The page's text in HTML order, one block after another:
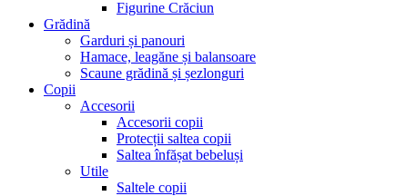
Figurine Crăciun
Grădină
Garduri și panouri
Hamace, leagăne și balansoare
Scaune grădină și șezlonguri
Copii
Accesorii
Accesorii copii
Protecții saltea copii
Saltea înfășat bebeluși
Utile
Saltele copii